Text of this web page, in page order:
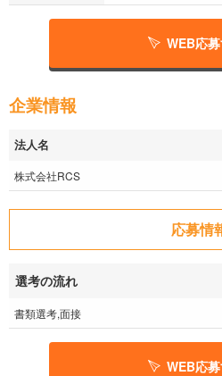
WEB応
企業情報
法人名
株式会社RCS
応募情
選考の流れ
書類選考,面接
WEB応